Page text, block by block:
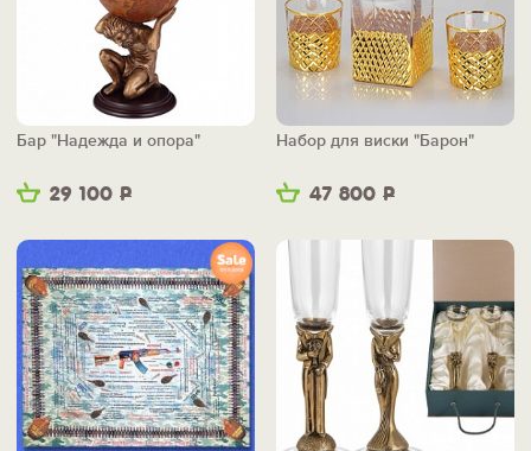
29 100 Р
Бар "Надежда и опора"
47 800 Р
Набор для виски "Барон"